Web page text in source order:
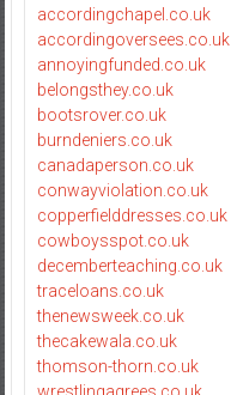
accordingchapel.co.uk
accordingoversees.co.uk
annoyingfunded.co.uk
belongsthey.co.uk
bootsrover.co.uk
burndeniers.co.uk
canadaperson.co.uk
conwayviolation.co.uk
copperfielddresses.co.uk
cowboysspot.co.uk
decemberteaching.co.uk
traceloans.co.uk
thenewsweek.co.uk
thecakewala.co.uk
thomson-thorn.co.uk